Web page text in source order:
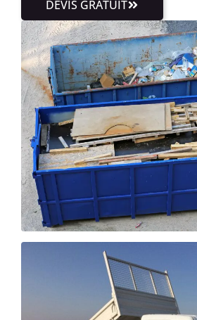
DEVIS GRATUIT